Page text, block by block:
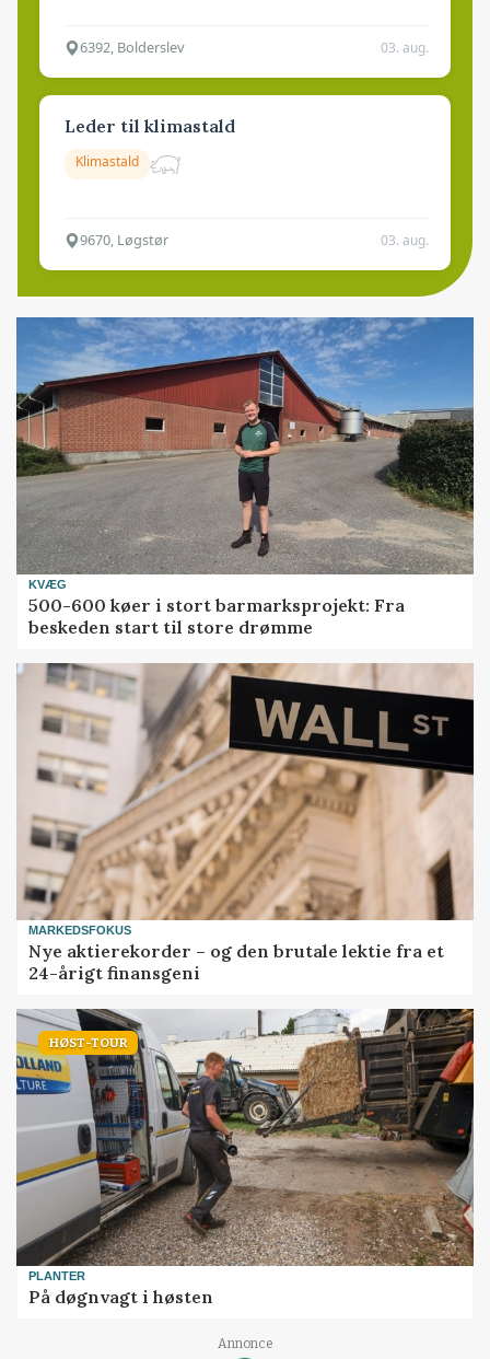
6392, Bolderslev 03. aug.
Leder til klimastald
Klimastald
9670, Løgstør 03. aug.
KVÆG
500-600 køer i stort barmarksprojekt: Fra
beskeden start til store drømme
MARKEDSFOKUS
Nye aktierekorder – og den brutale lektie fra et
24-årigt finansgeni
HØST-TOUR
PLANTER
På døgnvagt i høsten
Annonce